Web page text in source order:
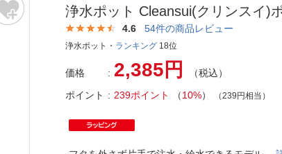
お客様サポート
ご利用ガイド
浄水ポット Cleansui(クリンスイ)
4.6 54件の商品レビュー
浄水ポット・ ランキング 18位
価格 2,385円
（税込）
ポイント
239ポイント （10%） （239円相当）